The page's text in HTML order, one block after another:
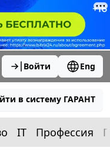
Войти Eng
в систему ГАРАНТ
IT Профессия